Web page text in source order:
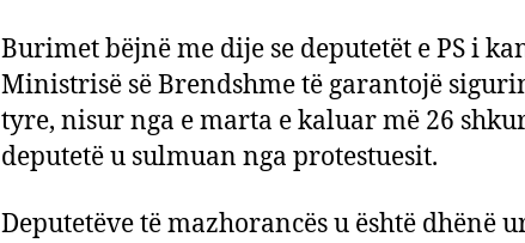
Burimet bëjnë me dije se deputetët e PS i
Ministrisë së Brendshme të garantojë
tyre, nisur nga e marta e kaluar më 26
deputetë u sulmuan nga protestuesit.
Deputetëve të mazhorancës u është dhënë